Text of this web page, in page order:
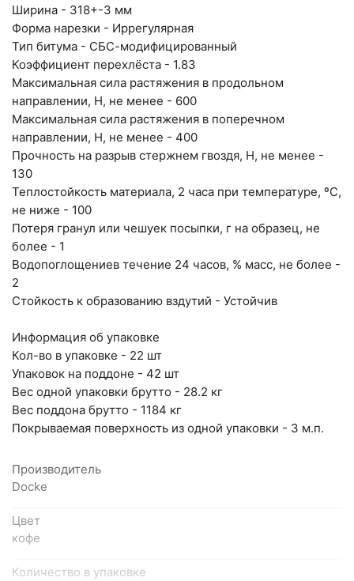
Самарская область, Волжский район, село
Преображенка, улица Ленинская, 75 (вывеска "Мир
кирпича")
пн-пт с 9:00 до 18:00, сб с 10:00 до 16:00
+7 (846) 215-18-18
+7 (993) 993-77-44
Написать в Telegram
Написать на почту
г.Самара, ул. Садовая, дом 199, помещение Н8
(вывеска "Мир кирпича")
+7 (846) 215-16-16
+7 (993) 993-77-22
Написать в МАКС
Написать на почту
Ширина - 318+-3 мм
Форма нарезки - Иррегулярная
Тип битума - СБС-модифицированный
Коэффициент перехлёста - 1.83
Максимальная сила растяжения в продольном
направлении, Н, не менее - 600
Максимальная сила растяжения в поперечном
направлении, Н, не менее - 400
Прочность на разрыв стержнем гвоздя, Н, не менее -
130
Теплостойкость материала, 2 часа при температуре, ºС,
не ниже - 100
Потеря гранул или чешуек посыпки, г на образец, не
более - 1
Водопоглощениев течение 24 часов, % масс, не более -
2
Стойкость к образованию вздутий - Устойчив
Информация об упаковке
Кол-во в упаковке - 22 шт
Упаковок на поддоне - 42 шт
Вес одной упаковки брутто - 28.2 кг
Вес поддона брутто - 1184 кг
Покрываемая поверхность из одной упаковки - 3 м.п.
Производитель
Docke
Цвет
кофе
Количество в упаковке